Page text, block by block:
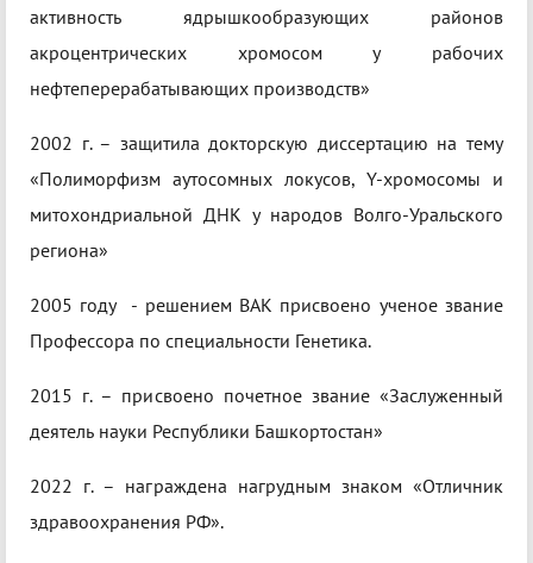
активность ядрышкообразующих районов
акроцентрических хромосом у рабочих
нефтеперерабатывающих производств»
2002 г. – защитила докторскую диссертацию на тему
«Полиморфизм аутосомных локусов, Y-хромосомы и
митохондриальной ДНК у народов Волго-Уральского
региона»
2005 году - решением ВАК присвоено ученое звание
Профессора по специальности Генетика.
2015 г. – присвоено почетное звание «Заслуженный
деятель науки Республики Башкортостан»
2022 г. – награждена нагрудным знаком «Отличник
здравоохранения РФ».